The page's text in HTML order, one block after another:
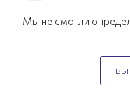
Мы не смогли